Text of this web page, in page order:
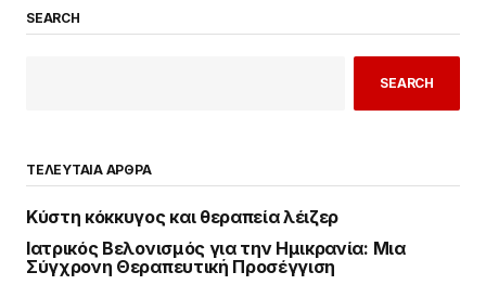
SEARCH
SEARCH
ΤΕΛΕΥΤΑΙΑ ΑΡΘΡΑ
Κύστη κόκκυγος και θεραπεία λέιζερ
Ιατρικός Βελονισμός για την Ημικρανία: Μια
Σύγχρονη Θεραπευτική Προσέγγιση